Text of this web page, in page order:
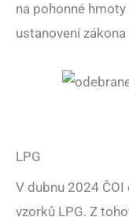
na pohonné
ustanovení
LPG
V dubnu 2024
vzorků LPG. Z